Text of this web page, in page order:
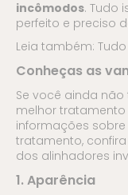
incômodos. Tudo
perfeito e preciso
Leia também:
Conheças as
Se você ainda
melhor
informações
tratamento,
dos alinhadores
1. Aparência